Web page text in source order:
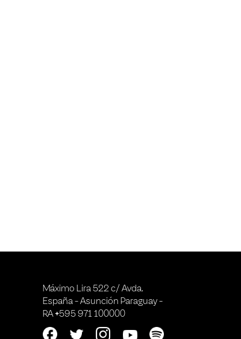
Máximo Lira 522 c/ Avda.
España - Asunción Paraguay -
RA +595 971 100000